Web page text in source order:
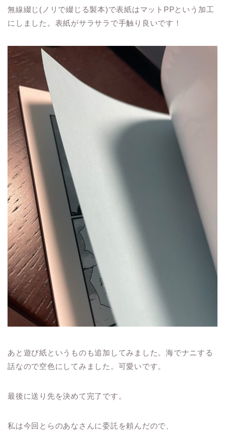
無線綴じ(ノリで綴じる製本)で表紙はマットPPという加工
にしました。表紙がサラサラで手触り良いです！
あと遊び紙というものも追加してみました。海でナニする
話なので空色にしてみました。可愛いです。
最後に送り先を決めて完了です。
私は今回とらのあなさんに委託を頼んだので、